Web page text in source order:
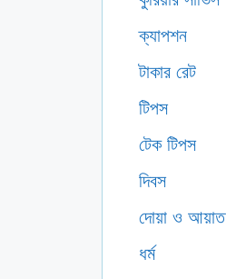
ক্যাপশন
টাকার রেট
টিপস
টেক টিপস
দিবস
দোয়া ও আয়াত
ধর্ম